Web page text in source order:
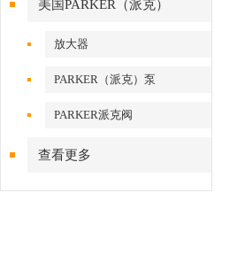
美国PARKER（派克）
放大器
PARKER（派克）泵
PARKER派克阀
查看更多